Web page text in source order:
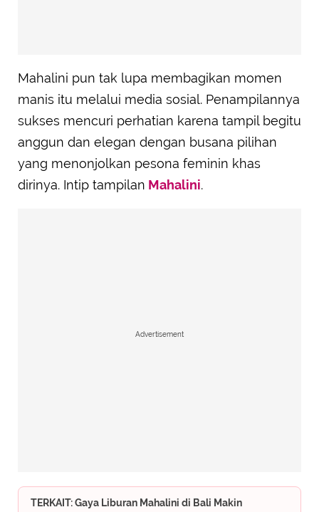
Mahalini pun tak lupa membagikan momen
manis itu melalui media sosial. Penampilannya
sukses mencuri perhatian karena tampil begitu
anggun dan elegan dengan busana pilihan
yang menonjolkan pesona feminin khas
dirinya. Intip tampilan Mahalini.
Advertisement
TERKAIT: Gaya Liburan Mahalini di Bali Makin